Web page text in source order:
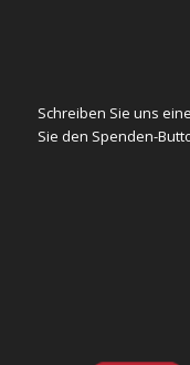
Schreiben Sie uns
Sie den Spenden-